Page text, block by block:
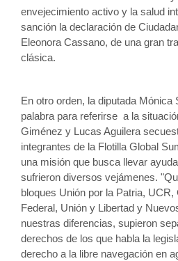
envejecimiento activo y la salud
sanción la declaración de
Eleonora Cassano, de una gran
clásica.
En otro orden, la diputada Mónica
palabra para referirse  a la
Giménez y Lucas Aguilera
integrantes de la Flotilla Global
una misión que busca llevar
sufrieron diversos vejámenes.
bloques Unión por la Patria,
Federal, Unión y Libertad y
nuestras diferencias, supieron
derechos de los que habla la
derecho a la libre navegación en